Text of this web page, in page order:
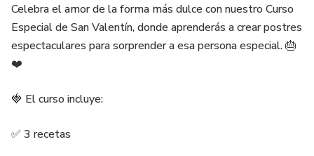
Celebra el amor de la forma más dulce con nuestro Curso
Especial de San Valentín, donde aprenderás a crear postres
espectaculares para sorprender a esa persona especial. 🎂
❤️
🍓 El curso incluye:
✅ 3 recetas